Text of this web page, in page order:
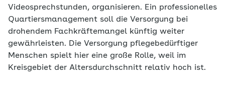
Videosprechstunden, organisieren. Ein professionelles
Quartiersmanagement soll die Versorgung bei
drohendem Fachkräftemangel künftig weiter
gewährleisten. Die Versorgung pflegebedürftiger
Menschen spielt hier eine große Rolle, weil im
Kreisgebiet der Altersdurchschnitt relativ hoch ist.